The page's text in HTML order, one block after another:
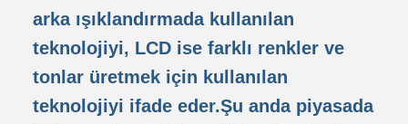
arka ışıklandırmada kullanılan
teknolojiyi, LCD ise farklı renkler ve
tonlar üretmek için kullanılan
teknolojiyi ifade eder.Şu anda piyasada